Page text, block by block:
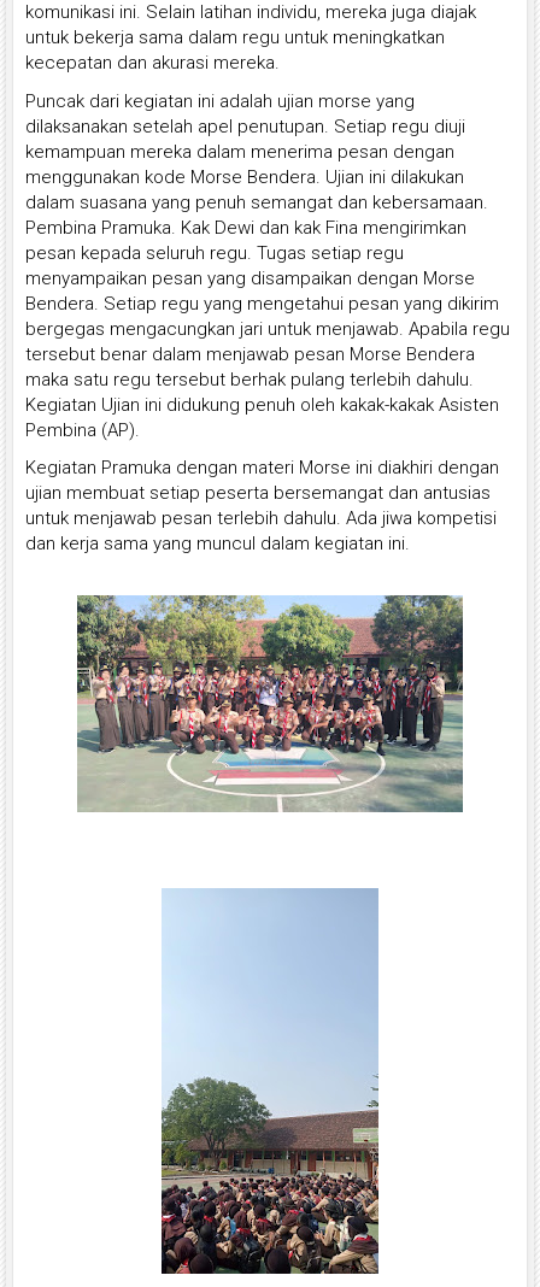
komunikasi ini. Selain latihan individu, mereka juga diajak
untuk bekerja sama dalam regu untuk meningkatkan
kecepatan dan akurasi mereka.
Puncak dari kegiatan ini adalah ujian morse yang
dilaksanakan setelah apel penutupan. Setiap regu diuji
kemampuan mereka dalam menerima pesan dengan
menggunakan kode Morse Bendera. Ujian ini dilakukan
dalam suasana yang penuh semangat dan kebersamaan.
Pembina Pramuka. Kak Dewi dan kak Fina mengirimkan
pesan kepada seluruh regu. Tugas setiap regu
menyampaikan pesan yang disampaikan dengan Morse
Bendera. Setiap regu yang mengetahui pesan yang dikirim
bergegas mengacungkan jari untuk menjawab. Apabila regu
tersebut benar dalam menjawab pesan Morse Bendera
maka satu regu tersebut berhak pulang terlebih dahulu.
Kegiatan Ujian ini didukung penuh oleh kakak-kakak Asisten
Pembina (AP).
Kegiatan Pramuka dengan materi Morse ini diakhiri dengan
ujian membuat setiap peserta bersemangat dan antusias
untuk menjawab pesan terlebih dahulu. Ada jiwa kompetisi
dan kerja sama yang muncul dalam kegiatan ini.